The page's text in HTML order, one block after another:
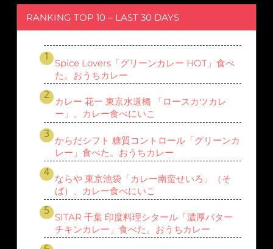
RANKING TOP 10 – LAST 30 DAYS
Spice Lovers「グリーンカレー HOT」食べ
た。おうちカレー
カレー 花一 東京水道橋 「ロースカツカレ
ー」、カレー食べにいこ
からだシフト 糖質コントロール「グリーンカ
レー」食べた。おうちカレー
ならや 東京池袋「カレー南蛮せいろ」（そ
ば）、カレー食べにいこ
SITAR 千葉 印度料理シタール「濃厚バター
チキンカレー」食べた。おうちカレー